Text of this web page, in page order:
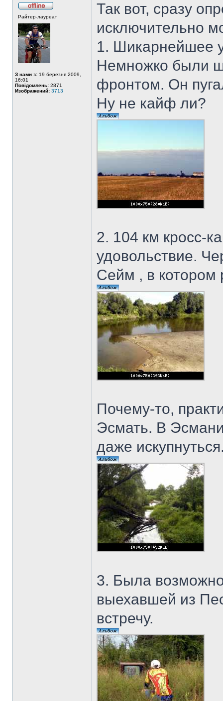
Райтер-лауреат
З нами з: 19 березня 2009,
16:01
Повідомлень: 2871
Изображений: 3713
Так вот, сразу
исключительно
1. Шикарнейшее
Немножко были
фронтом. Он
Ну не кайф ли?
2. 104 км кросс-
удовольствие.
Сейм , в котором
Почему-то,
Эсмать. В
даже
3. Была
выехавшей из
встречу.